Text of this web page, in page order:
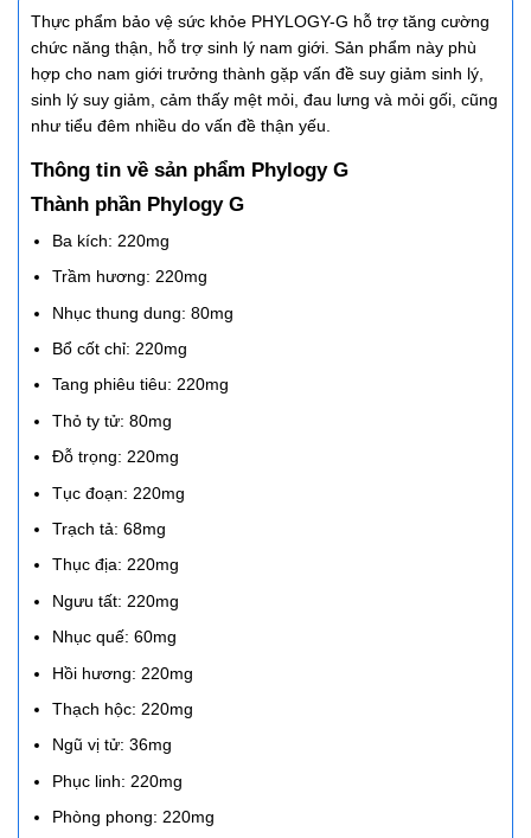
Thực phẩm bảo vệ sức khỏe PHYLOGY-G hỗ trợ tăng cường
chức năng thận, hỗ trợ sinh lý nam giới. Sản phẩm này phù
hợp cho nam giới trưởng thành gặp vấn đề suy giảm sinh lý,
sinh lý suy giảm, cảm thấy mệt mỏi, đau lưng và mỏi gối, cũng
như tiểu đêm nhiều do vấn đề thận yếu.
Thông tin về sản phẩm Phylogy G
Thành phần Phylogy G
Ba kích: 220mg
Trầm hương: 220mg
Nhục thung dung: 80mg
Bổ cốt chỉ: 220mg
Tang phiêu tiêu: 220mg
Thỏ ty tử: 80mg
Đỗ trọng: 220mg
Tục đoạn: 220mg
Trạch tả: 68mg
Thục địa: 220mg
Ngưu tất: 220mg
Nhục quế: 60mg
Hồi hương: 220mg
Thạch hộc: 220mg
Ngũ vị tử: 36mg
Phục linh: 220mg
Phòng phong: 220mg